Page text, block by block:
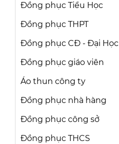
Đồng phục Tiểu Học
Đồng phục THPT
Đồng phục CĐ - Đại Học
Đồng phục giáo viên
Áo thun công ty
Đồng phục nhà hàng
Đồng phục công sở
Đồng phục THCS